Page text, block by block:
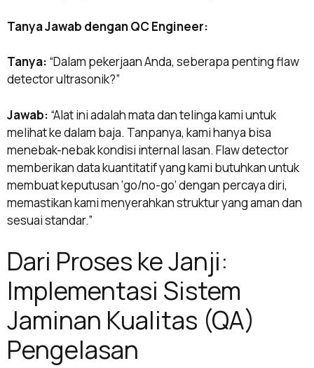
Tanya Jawab dengan QC Engineer:
Tanya: “Dalam pekerjaan Anda, seberapa penting flaw
detector ultrasonik?”
Jawab: “Alat ini adalah mata dan telinga kami untuk
melihat ke dalam baja. Tanpanya, kami hanya bisa
menebak-nebak kondisi internal lasan. Flaw detector
memberikan data kuantitatif yang kami butuhkan untuk
membuat keputusan ‘go/no-go’ dengan percaya diri,
memastikan kami menyerahkan struktur yang aman dan
sesuai standar.”
Dari Proses ke Janji:
Implementasi Sistem
Jaminan Kualitas (QA)
Pengelasan